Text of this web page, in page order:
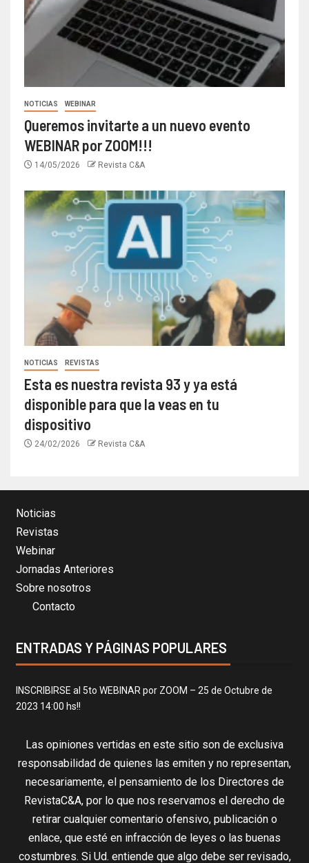
NOTICIAS WEBINAR
Queremos invitarte a un nuevo evento
WEBINAR por ZOOM!!!
14/05/2026 Revista C&A
NOTICIAS REVISTAS
Esta es nuestra revista 93 y ya está
disponible para que la veas en tu
dispositivo
24/02/2026 Revista C&A
Noticias
Revistas
Webinar
Jornadas Anteriores
Sobre nosotros
Contacto
ENTRADAS Y PÁGINAS POPULARES
INSCRIBIRSE al 5to WEBINAR por ZOOM – 25 de Octubre de
2023 14:00 hs!!
Las opiniones vertidas en este sitio son de exclusiva
responsabilidad de quienes las emiten y no representan,
necesariamente, el pensamiento de los Directores de
RevistaC&A, por lo que nos reservamos el derecho de
retirar cualquier comentario ofensivo, publicación o
enlace, que esté en infracción de leyes o las buenas
costumbres. Si Ud. entiende que algo debe ser revisado,